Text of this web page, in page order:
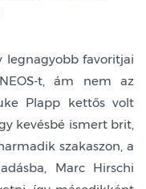
legnagyobb favoritjai
t, ám nem az
Plapp kettős volt
kevésbé ismert brit,
szakaszon, a
Marc Hirschi